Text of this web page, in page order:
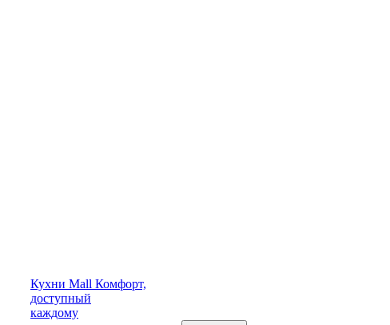
Кухни Mall Комфорт,
доступный
каждому